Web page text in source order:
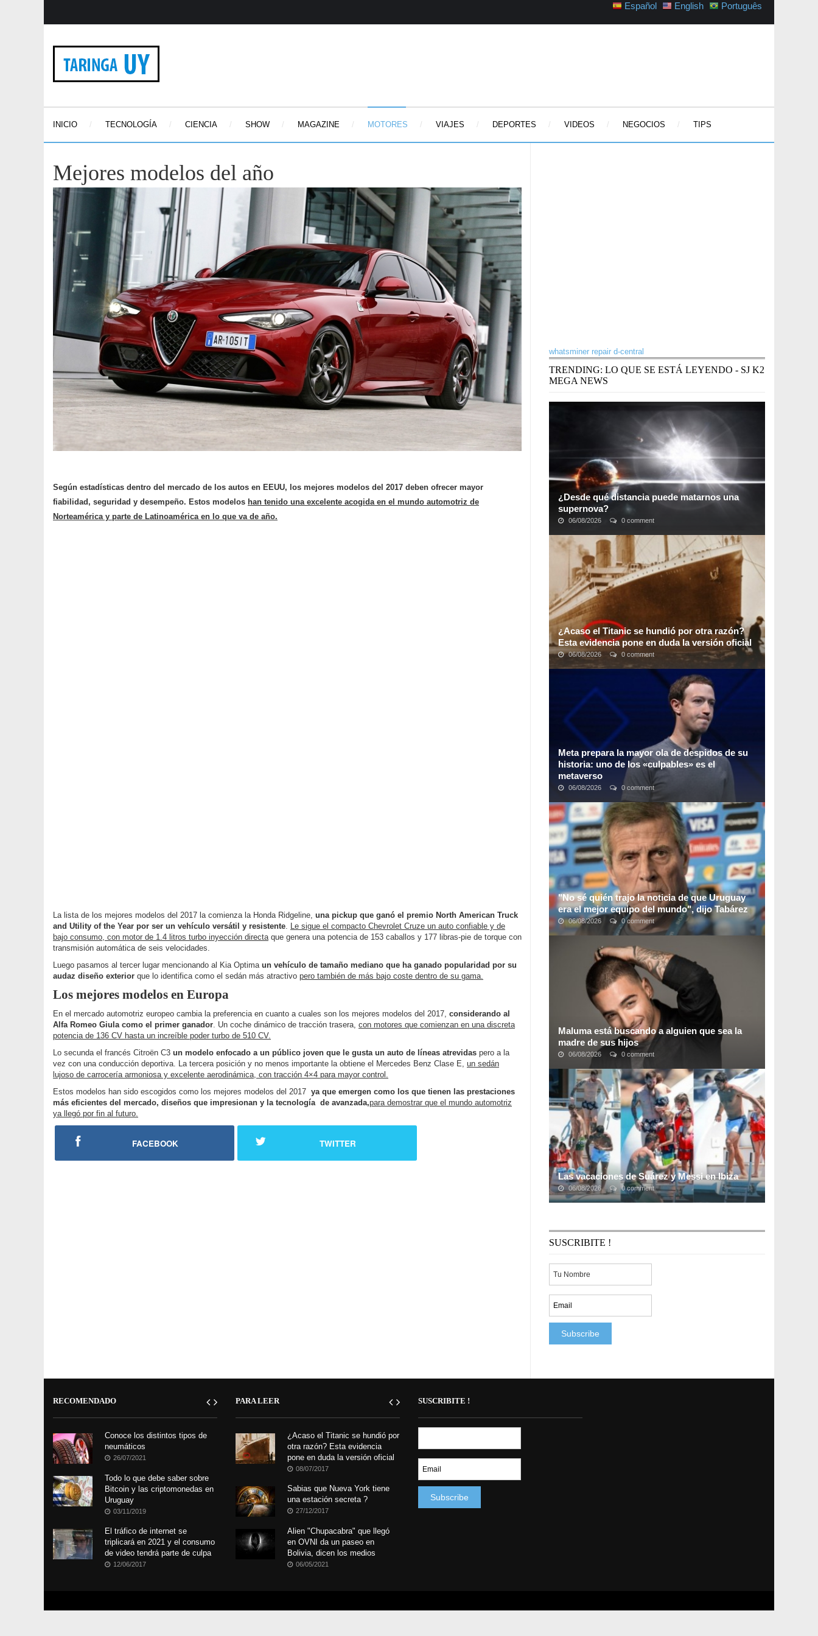
Español English Português
INICIO TECNOLOGÍA CIENCIA SHOW MAGAZINE MOTORES VIAJES DEPORTES VIDEOS NEGOCIOS TIPS
Mejores modelos del año
Según estadísticas dentro del mercado de los autos en EEUU, los mejores modelos del 2017 deben ofrecer mayor
fiabilidad, seguridad y desempeño. Estos modelos han tenido una excelente acogida en el mundo automotriz de
Norteamérica y parte de Latinoamérica en lo que va de año.
La lista de los mejores modelos del 2017 la comienza la Honda Ridgeline, una pickup que ganó el premio North American Truck
and Utility of the Year por ser un vehículo versátil y resistente. Le sigue el compacto Chevrolet Cruze un auto confiable y de
bajo consumo, con motor de 1.4 litros turbo inyección directaque genera una potencia de 153 caballos y 177 libras-pie de torque con
transmisión automática de seis velocidades.
Luego pasamos al tercer lugar mencionando al Kia Optima un vehículo de tamaño mediano que ha ganado popularidad por su
audaz diseño exterior que lo identifica como el sedán más atractivo pero también de más bajo coste dentro de su gama.
Los mejores modelos en Europa
En el mercado automotriz europeo cambia la preferencia en cuanto a cuales son los mejores modelos del 2017, considerando al
Alfa Romeo Giula como el primer ganador. Un coche dinámico de tracción trasera, con motores que comienzan en una discreta
potencia de 136 CV hasta un increíble poder turbo de 510 CV.
Lo secunda el francés Citroën C3 un modelo enfocado a un público joven que le gusta un auto de líneas atrevidas pero a la
vez con una conducción deportiva. La tercera posición y no menos importante la obtiene el Mercedes Benz Clase E, un sedán
lujoso de carrocería armoniosa y excelente aerodinámica, con tracción 4×4 para mayor control.
Estos modelos han sido escogidos como los mejores modelos del 2017 ya que emergen como los que tienen las prestaciones
más eficientes del mercado, diseños que impresionan y la tecnología de avanzada,para demostrar que el mundo automotriz
ya llegó por fin al futuro.
FACEBOOK TWITTER
whatsminer repair d-central
TRENDING: LO QUE SE ESTÁ LEYENDO - SJ K2
MEGA NEWS
¿Desde qué distancia puede matarnos una
supernova?
06/08/2026 0 comment
Un equipo de investigadores acaba de multiplicar por
dos la «distancia letal» de una de estas violentas
explosiones estelares. Hace unos 2,7 ...
¿Acaso el Titanic se hundió por otra razón?
Esta evidencia pone en duda la versión oficial
06/08/2026 0 comment
¿Acaso un fuego intenso a bordo del R.M.S. Titanic
llevó a uno de los mayores desastres en la historia
marítima?Un nuevo documental del autor y ...
Meta prepara la mayor ola de despidos de su
historia: uno de los «culpables» es el
metaverso
06/08/2026 0 comment
Tras una semana en la que los despidos de Twitter han
copado la actualidad informativa, todo parece indicar
queesta semana los focos apuntarán a la ...
"No sé quién trajo la noticia de que Uruguay
era el mejor equipo del mundo", dijo Tabárez
06/08/2026 0 comment
El "Maestro" Oscar Washington Tabárez regresó al
Uruguay tras los dos partidos amistosos de Uruguay en
Europa con caídas ante Irlanda e Italia y ...
Maluma está buscando a alguien que sea la
madre de sus hijos
06/08/2026 0 comment
Maluma está buscando a alguien que sea la madre de
sus hijos, con esta noticia las fans femeninas estan
todas mas que enloquecidas
Las vacaciones de Suárez y Messi en Ibiza
06/08/2026 0 comment
Luis Suárez, Lionel Messi y Cesc Fàbregas no solo han
SUSCRIBITE !
RECOMENDADO
Conoce los distintos tipos de
neumáticos
26/07/2021
Todo lo que debe saber sobre
Bitcoin y las criptomonedas en
Uruguay
03/11/2019
El tráfico de internet se
triplicará en 2021 y el consumo
de video tendrá parte de culpa
12/06/2017
PARA LEER
¿Acaso el Titanic se hundió por
otra razón? Esta evidencia
pone en duda la versión oficial
08/07/2017
Sabias que Nueva York tiene
una estación secreta ?
27/12/2017
Alien "Chupacabra" que llegó
en OVNI da un paseo en
Bolivia, dicen los medios
06/05/2021
SUSCRIBITE !